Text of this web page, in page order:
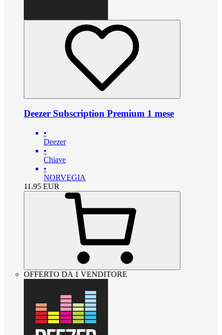
Deezer Subscription Premium 1 mese
•
Deezer
•
Chiave
•
NORVEGIA
11.95 EUR
OFFERTO DA 1 VENDITORE